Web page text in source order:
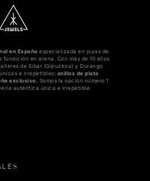
en España especializada en joyas de
en arena. Con más de 10 años
de Eibar (Gipuzkoa) y Durango
e irrepetibles: anillos de plata
exclusivo. Somos la opción número 1
auténtica única e irrepetible.